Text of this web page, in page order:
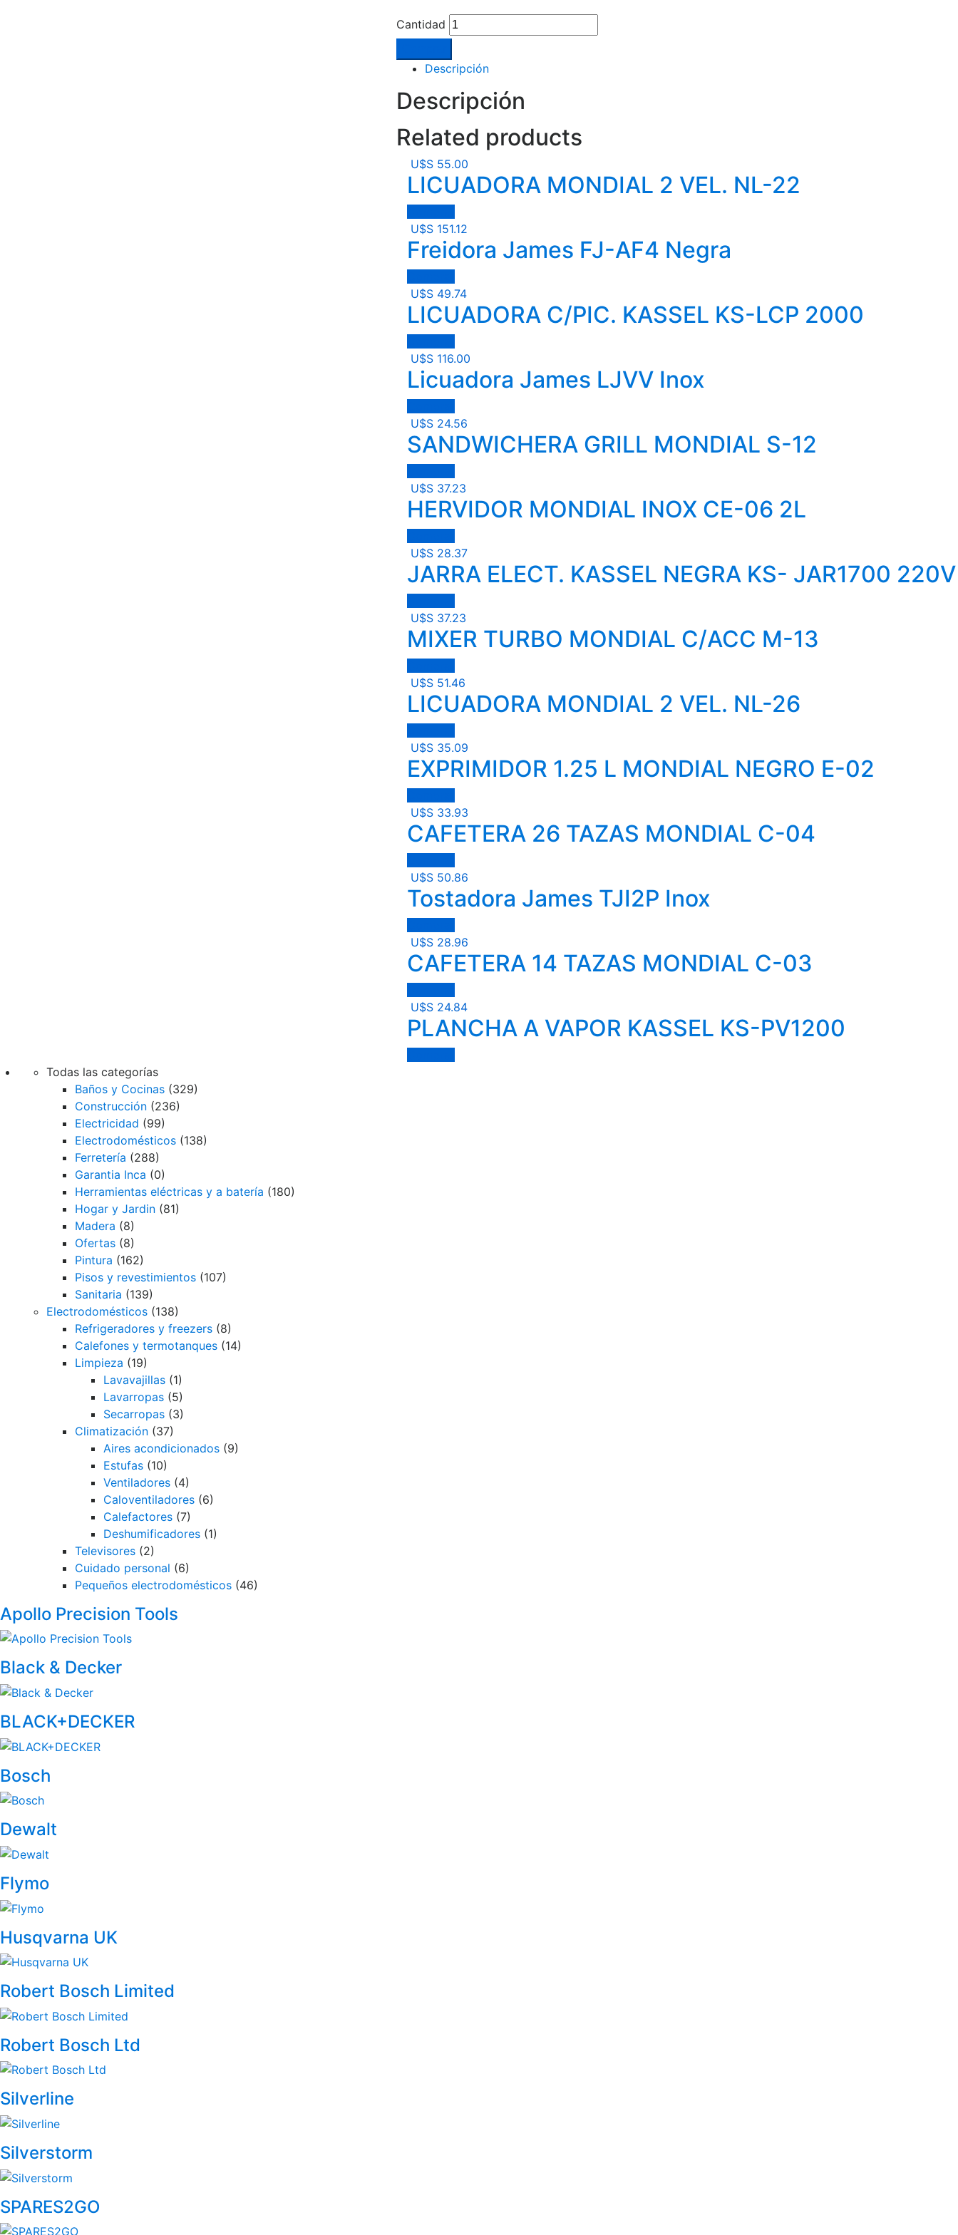
Cantidad
Descripción
Descripción
Related products
U$S 55.00
LICUADORA MONDIAL 2 VEL. NL-22
U$S 151.12
Freidora James FJ-AF4 Negra
U$S 49.74
LICUADORA C/PIC. KASSEL KS-LCP 2000
U$S 116.00
Licuadora James LJVV Inox
U$S 24.56
SANDWICHERA GRILL MONDIAL S-12
U$S 37.23
HERVIDOR MONDIAL INOX CE-06 2L
U$S 28.37
JARRA ELECT. KASSEL NEGRA KS- JAR1700 220V
U$S 37.23
MIXER TURBO MONDIAL C/ACC M-13
U$S 51.46
LICUADORA MONDIAL 2 VEL. NL-26
U$S 35.09
EXPRIMIDOR 1.25 L MONDIAL NEGRO E-02
U$S 33.93
CAFETERA 26 TAZAS MONDIAL C-04
U$S 50.86
Tostadora James TJI2P Inox
U$S 28.96
CAFETERA 14 TAZAS MONDIAL C-03
U$S 24.84
PLANCHA A VAPOR KASSEL KS-PV1200
Todas las categorías
Baños y Cocinas (329)
Construcción (236)
Electricidad (99)
Electrodomésticos (138)
Ferretería (288)
Garantia Inca (0)
Herramientas eléctricas y a batería (180)
Hogar y Jardin (81)
Madera (8)
Ofertas (8)
Pintura (162)
Pisos y revestimientos (107)
Sanitaria (139)
Electrodomésticos (138)
Refrigeradores y freezers (8)
Calefones y termotanques (14)
Limpieza (19)
Lavavajillas (1)
Lavarropas (5)
Secarropas (3)
Climatización (37)
Aires acondicionados (9)
Estufas (10)
Ventiladores (4)
Caloventiladores (6)
Calefactores (7)
Deshumificadores (1)
Televisores (2)
Cuidado personal (6)
Pequeños electrodomésticos (46)
Brands
Carousel
Apollo Precision Tools
Black & Decker
BLACK+DECKER
Bosch
Dewalt
Flymo
Husqvarna UK
Robert Bosch Limited
Robert Bosch Ltd
Silverline
Silverstorm
SPARES2GO